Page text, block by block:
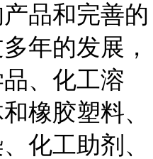
品和完善的
年的发展，
、化工溶
橡胶塑料、
化工助剂、